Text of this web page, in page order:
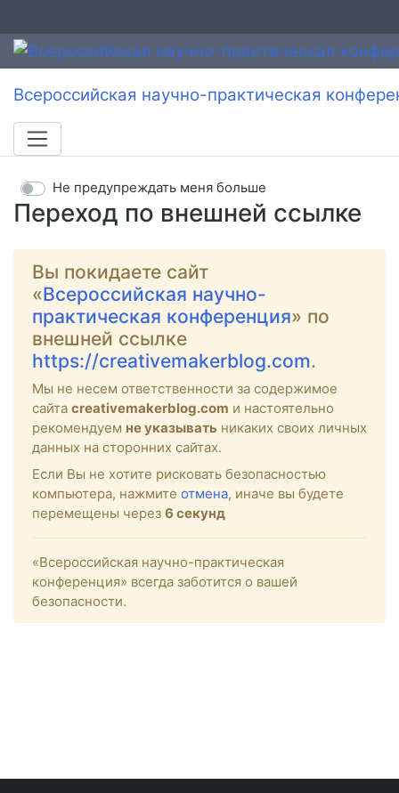
Всероссийская научно-практическая
Переход по внешней ссылке
Не предупреждать меня больше
Вы покидаете сайт
«Всероссийская научно-
практическая конференция» по
внешней ссылке
https://creativemakerblog.com.
Мы не несем ответственности за содержимое
сайта creativemakerblog.com и настоятельно
рекомендуем не указывать никаких своих личных
данных на сторонних сайтах.
Если Вы не хотите рисковать безопасностью
компьютера, нажмите отмена, иначе вы будете
перемещены через 6 секунд
«Всероссийская научно-практическая
конференция» всегда заботится о вашей
безопасности.